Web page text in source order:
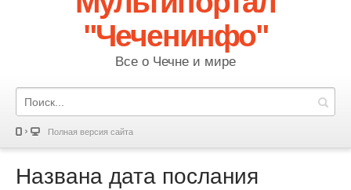
"Чеченинфо"
Все о Чечне и мире
Полная версия сайта
Названа дата послания